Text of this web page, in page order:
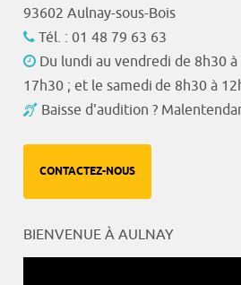
93602 Aulnay-sous-Bois
Tél. : 01 48 79 63 63
Du lundi au vendredi de 8h30
17h30 ; et le samedi de 8h30 à
Baisse d'audition ?
CONTACTEZ-NOUS
BIENVENUE À AULNAY